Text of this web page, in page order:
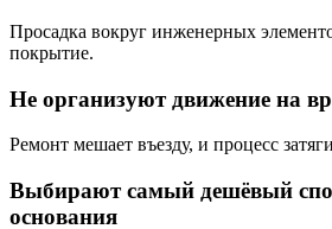
Просадка вокруг инженерных
покрытие.
Не организуют движение на
Ремонт мешает въезду, и процесс
Выбирают самый дешёвый
основания